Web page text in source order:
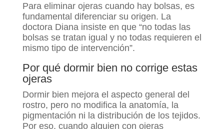
Para eliminar ojeras cuando hay bolsas, es
fundamental diferenciar su origen. La
doctora Diana insiste en que “no todas las
bolsas se tratan igual y no todas requieren el
mismo tipo de intervención”.
Por qué dormir bien no corrige estas
ojeras
Dormir bien mejora el aspecto general del
rostro, pero no modifica la anatomía, la
pigmentación ni la distribución de los tejidos.
Por eso, cuando alguien con ojeras